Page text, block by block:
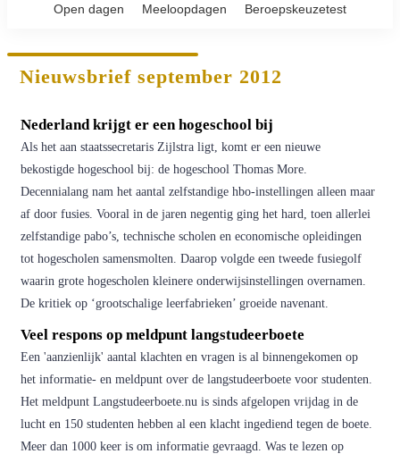
Open dagen Meeloopdagen Beroepskeuzetest
Nieuwsbrief september 2012
Nederland krijgt er een hogeschool bij
Als het aan staatssecretaris Zijlstra ligt, komt er een nieuwe
bekostigde hogeschool bij: de hogeschool Thomas More.
Decennialang nam het aantal zelfstandige hbo-instellingen alleen maar
af door fusies. Vooral in de jaren negentig ging het hard, toen allerlei
zelfstandige pabo’s, technische scholen en economische opleidingen
tot hogescholen samensmolten. Daarop volgde een tweede fusiegolf
waarin grote hogescholen kleinere onderwijsinstellingen overnamen.
De kritiek op ‘grootschalige leerfabrieken’ groeide navenant.
Veel respons op meldpunt langstudeerboete
Een 'aanzienlijk' aantal klachten en vragen is al binnengekomen op
het informatie- en meldpunt over de langstudeerboete voor studenten.
Het meldpunt Langstudeerboete.nu is sinds afgelopen vrijdag in de
lucht en 150 studenten hebben al een klacht ingediend tegen de boete.
Meer dan 1000 keer is om informatie gevraagd. Was te lezen op